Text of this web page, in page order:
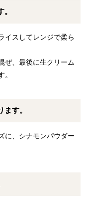
イスしてレンジで柔ら
ぜ、最後に生クリーム
。
す。
に、シナモンパウダー